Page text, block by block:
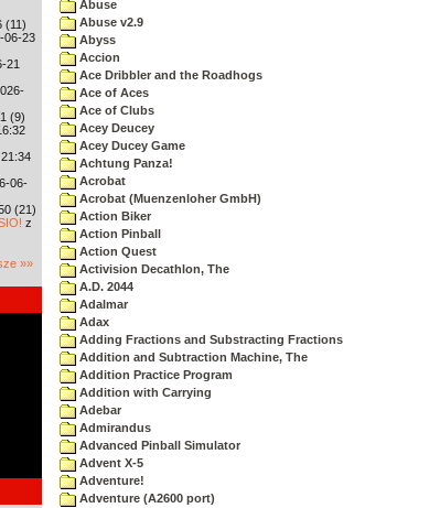
(11)
06-23
21
(9)
06-
(21)
z
»»
Abuse
Abuse v2.9
Abyss
Accion
Ace Dribbler and the Roadhogs
Ace of Aces
Ace of Clubs
Acey Deucey
Acey Ducey Game
Achtung Panza!
Acrobat
Acrobat (Muenzenloher GmbH)
Action Biker
Action Pinball
Action Quest
Activision Decathlon, The
A.D. 2044
Adalmar
Adax
Adding Fractions and Substracting Fractions
Addition and Subtraction Machine, The
Addition Practice Program
Addition with Carrying
Adebar
Admirandus
Advanced Pinball Simulator
Advent X-5
Adventure!
Adventure (A2600 port)